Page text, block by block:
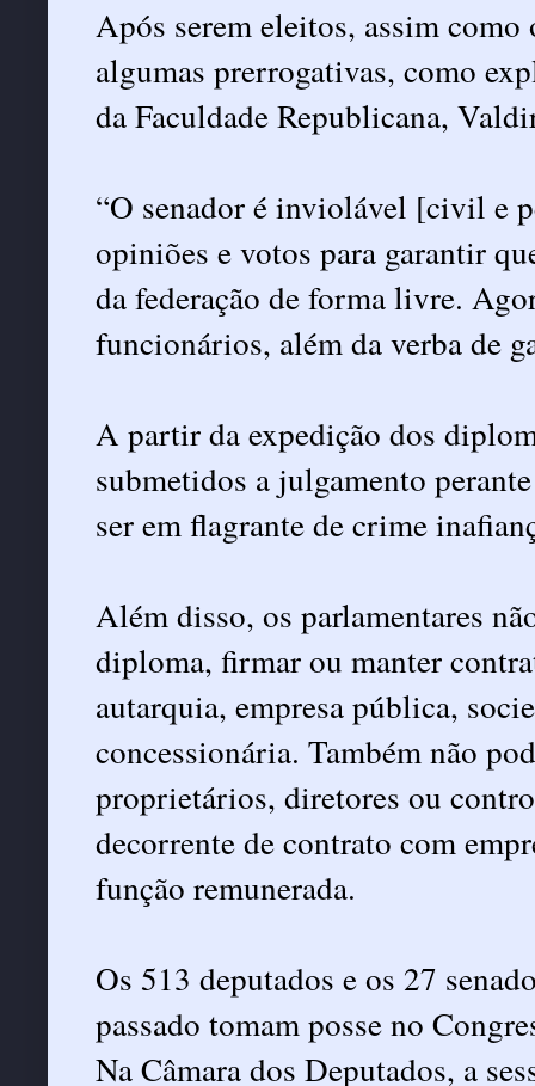
Após serem eleitos, assim como
algumas prerrogativas, como
da Faculdade Republicana,
“O senador é inviolável [civil e
opiniões e votos para garantir
da federação de forma livre.
funcionários, além da verba de
A partir da expedição dos
submetidos a julgamento
ser em flagrante de crime
Além disso, os parlamentares
diploma, firmar ou manter
autarquia, empresa pública,
concessionária. Também não
proprietários, diretores ou
decorrente de contrato com
função remunerada.
Os 513 deputados e os 27
passado tomam posse no
Na Câmara dos Deputados, a